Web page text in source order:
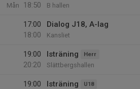
Mån
18:50
B hallen
17:00
18:00
Dialog J18, A-lag
Kansliet
19:00
20:20
Isträning Herr
Slättbergshallen
19:00
Isträning U18